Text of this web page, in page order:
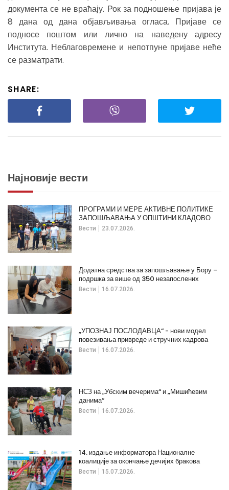
документа се не враћају. Рок за подношење пријава је
8 дана од дана објављивања огласа. Пријаве се
подносе поштом или лично на наведену адресу
Института. Неблаговремене и непотпуне пријаве неће
се разматрати.
SHARE:
Најновије вести
Вести 23.07.2026.
ПРОГРАМИ И МЕРЕ АКТИВНЕ ПОЛИТИКЕ
ЗАПОШЉАВАЊА У ОПШТИНИ КЛАДОВО
Вести 16.07.2026.
Додатна средства за запошљавање у Бору –
подршка за више од 350 незапослених
Вести 16.07.2026.
„УПОЗНАЈ ПОСЛОДАВЦА“ - нови модел
повезивања привреде и стручних кадрова
Вести 16.07.2026.
НСЗ на „Убским вечерима“ и „Мишићевим
данима“
Вести 15.07.2026.
14. издање информатора Националне
коалиције за окончање дечијих бракова